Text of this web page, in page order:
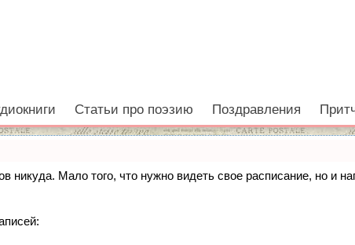
Статьи про поэзию Поздравления
никуда. Мало того, что нужно видеть свое расписание, но и